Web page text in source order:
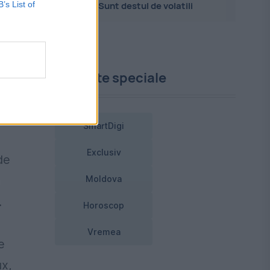
List of
Sunt destul de volatili
Proiecte speciale
SmartDigi
Exclusiv
Moldova
Horoscop
Vremea